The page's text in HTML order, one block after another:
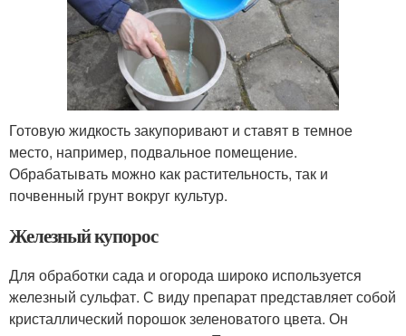
Готовую жидкость закупоривают и ставят в темное
место, например, подвальное помещение.
Обрабатывать можно как растительность, так и
почвенный грунт вокруг культур.
Железный купорос
Для обработки сада и огорода широко используется
железный сульфат. С виду препарат представляет собой
кристаллический порошок зеленоватого цвета. Он